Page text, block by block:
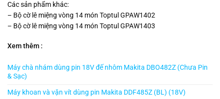
Các sản phẩm khác:
– Bộ cờ lê miệng vòng 14 món Toptul GPAW1402
– Bộ cờ lê miệng vòng 14 món Toptul GPAW1403
Xem thêm :
Máy chà nhám dùng pin 18V đế nhôm Makita DBO482Z (Chưa Pin
& Sạc)
Máy khoan và vặn vít dùng pin Makita DDF485Z (BL) (18V)